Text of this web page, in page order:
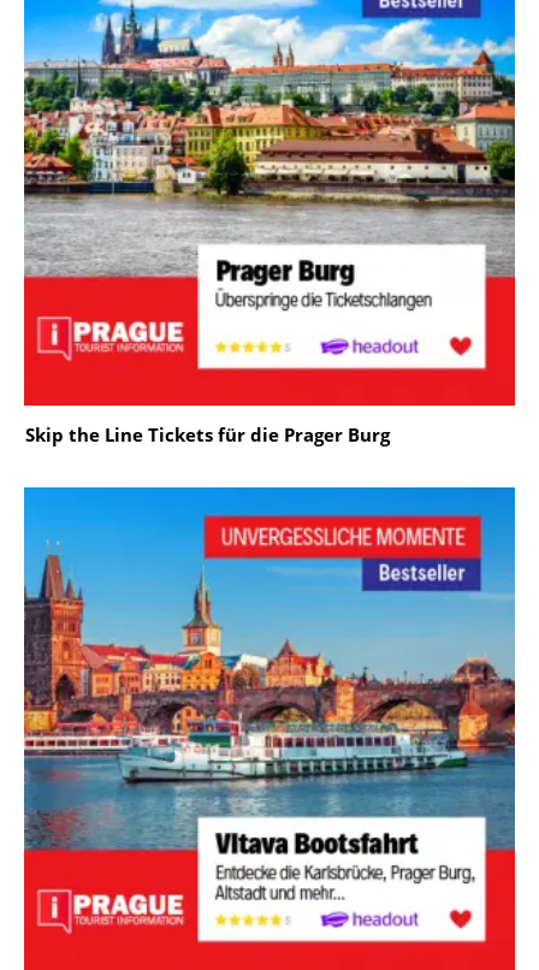
Skip the Line Tickets für die Prager Burg